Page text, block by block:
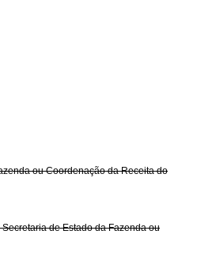
ou Coordenação da Receita do
de Estado da Fazenda ou